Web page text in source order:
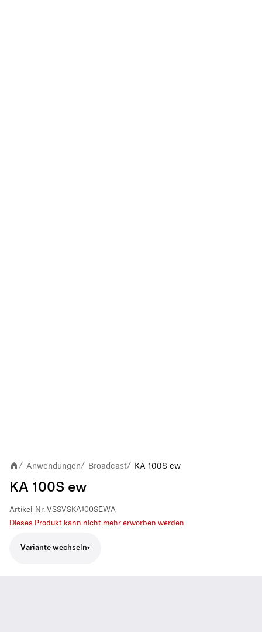
/ Anwendungen/ Broadcast/ KA 100S ew
KA 100S ew
Artikel-Nr. VSSVSKA100SEWA
Dieses Produkt kann nicht mehr erworben werden
Variante wechseln